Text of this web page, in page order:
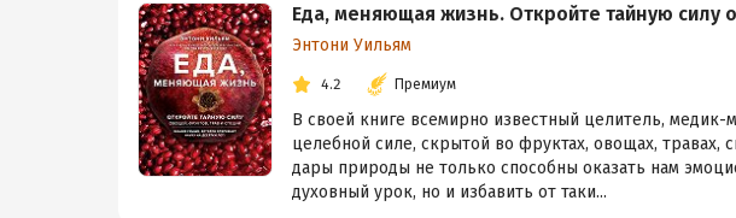
Еда, меняющая жизнь. Откройте тайную силу
Энтони Уильям
4.2 Премиум
В своей книге всемирно известный целитель, медик-
целебной силе, скрытой во фруктах, овощах, травах,
дары природы не только способны оказать нам
духовный урок, но и избавить от таки...